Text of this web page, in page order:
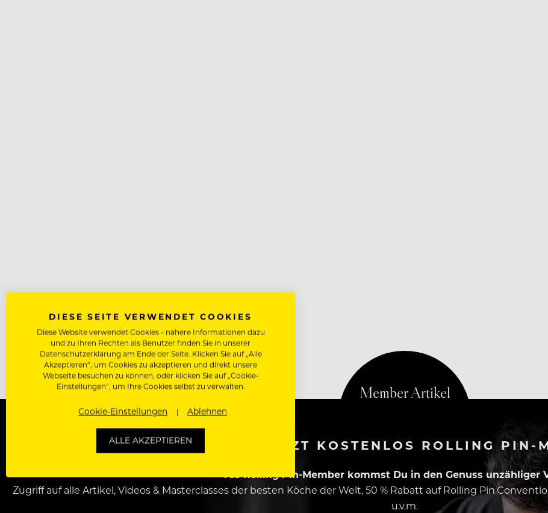
WERDE JETZT KOSTENLOS ROLLING PIN-
Als Rolling Pin-Member kommst Du in den Genuss unzähliger
Zugriff auf alle Artikel, Videos & Masterclasses der besten Köche der Welt, 50 % Rabatt auf Rolling
u.v.m.
DIESE SEITE VERWENDET COOKIES
Diese Website verwendet Cookies - nähere Informationen dazu
und zu Ihren Rechten als Benutzer finden Sie in unserer
Datenschutzerklärung am Ende der Seite. Klicken Sie auf „Alle
Akzeptieren“, um Cookies zu akzeptieren und direkt unsere
Webseite besuchen zu können, oder klicken Sie auf „Cookie-
Einstellungen“, um Ihre Cookies selbst zu verwalten.
Cookie-Einstellungen Ablehnen
ALLE AKZEPTIEREN